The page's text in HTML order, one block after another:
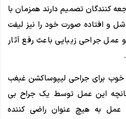
کنندگان تصمیم دارند همزمان با
و افتاده صورت خود را نیز لیفت
عمل جراحی زیبایی باعث رفع آثار
برای جراحی لیپوساکشن غبغب
این عمل توسط یک جراح بی
عمل به هیچ عنوان راضی کننده